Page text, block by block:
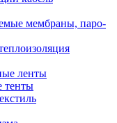
мембраны, паро-
ленты
тенты